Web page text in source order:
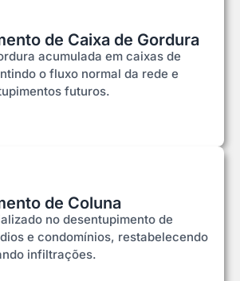
de Caixa de Gordura
acumulada em caixas de
o fluxo normal da rede e
futuros.
de Coluna
no desentupimento de
e condomínios, restabelecendo
infiltrações.